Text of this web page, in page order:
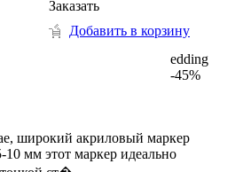
Заказать
Добавить в корзину
edding
-45%
широкий акриловый маркер
мм этот маркер идеально